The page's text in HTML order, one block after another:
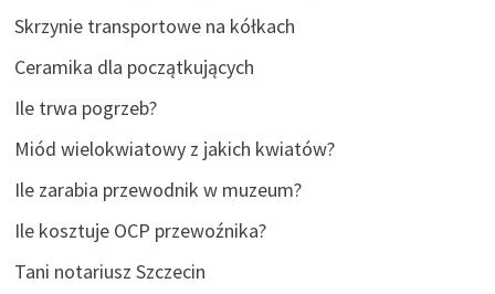
Skrzynie transportowe na kółkach
Ceramika dla początkujących
Ile trwa pogrzeb?
Miód wielokwiatowy z jakich kwiatów?
Ile zarabia przewodnik w muzeum?
Ile kosztuje OCP przewoźnika?
Tani notariusz Szczecin